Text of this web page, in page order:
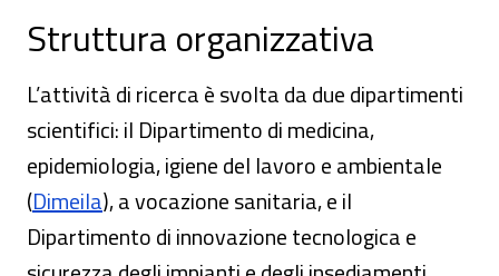
Struttura organizzativa
L’attività di ricerca è svolta da due dipartimenti
scientifici: il Dipartimento di medicina,
epidemiologia, igiene del lavoro e ambientale
(Dimeila), a vocazione sanitaria, e il
Dipartimento di innovazione tecnologica e